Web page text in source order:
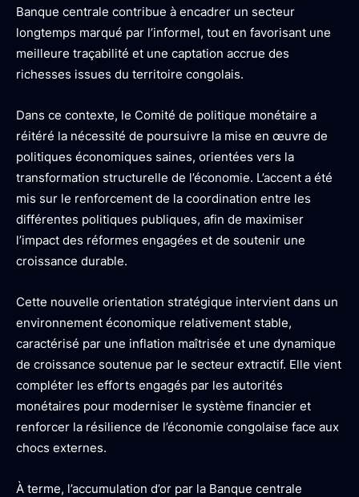
Banque centrale contribue à encadrer un secteur
longtemps marqué par l’informel, tout en favorisant une
meilleure traçabilité et une captation accrue des
richesses issues du territoire congolais.
Dans ce contexte, le Comité de politique monétaire a
réitéré la nécessité de poursuivre la mise en œuvre de
politiques économiques saines, orientées vers la
transformation structurelle de l’économie. L’accent a été
mis sur le renforcement de la coordination entre les
différentes politiques publiques, afin de maximiser
l’impact des réformes engagées et de soutenir une
croissance durable.
Cette nouvelle orientation stratégique intervient dans un
environnement économique relativement stable,
caractérisé par une inflation maîtrisée et une dynamique
de croissance soutenue par le secteur extractif. Elle vient
compléter les efforts engagés par les autorités
monétaires pour moderniser le système financier et
renforcer la résilience de l’économie congolaise face aux
chocs externes.
À terme, l’accumulation d’or par la Banque centrale